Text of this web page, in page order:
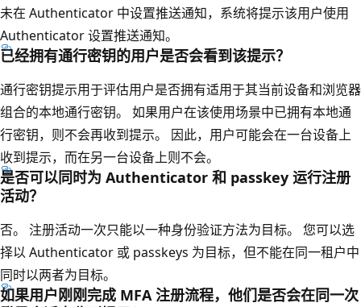
未在 Authenticator 中设置推送通知，系统将提示该用户使用
Authenticator 设置推送通知。
已经拥有通行密钥的用户是否会看到该提示？
通行密钥提示用于评估用户是否拥有适用于其当前设备和浏览器
组合的本地通行密钥。 如果用户在该使用场景中已拥有本地通
行密钥，则不会再收到提示。 因此，用户可能会在一台设备上
收到提示，而在另一台设备上则不会。
是否可以同时为 Authenticator 和 passkey 运行注册
活动？
否。 注册活动一次只能以一种身份验证方法为目标。 您可以选
择以 Authenticator 或 passkeys 为目标，但不能在同一租户中
同时以两者为目标。
如果用户刚刚完成 MFA 注册流程，他们是否会在同一次